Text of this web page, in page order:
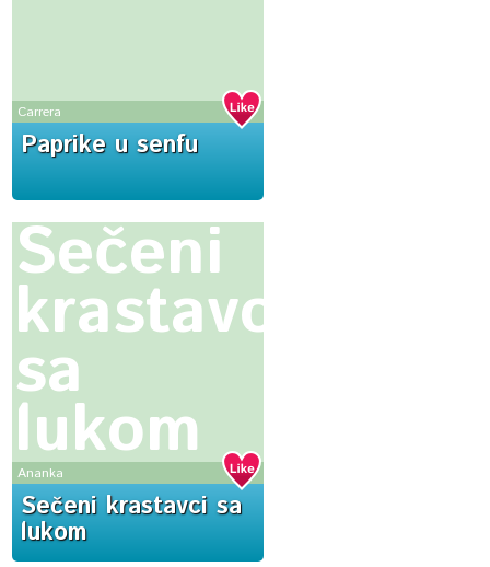
Carrera
Paprike u senfu
Sečeni
krastavci
sa
lukom
Ananka
Sečeni krastavci sa
lukom